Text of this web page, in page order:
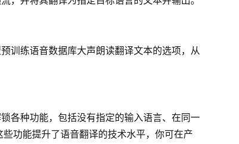
训练语音数据库大声朗读翻译文本的选项，从
各种功能，包括没有指定的输入语言、在同一
功能提升了语音翻译的技术水平，你可在产